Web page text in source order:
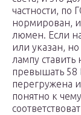
частности, по
нормирован,
люмен. Если
или указан,
лампу
превышать 58
перегружена
понятно к